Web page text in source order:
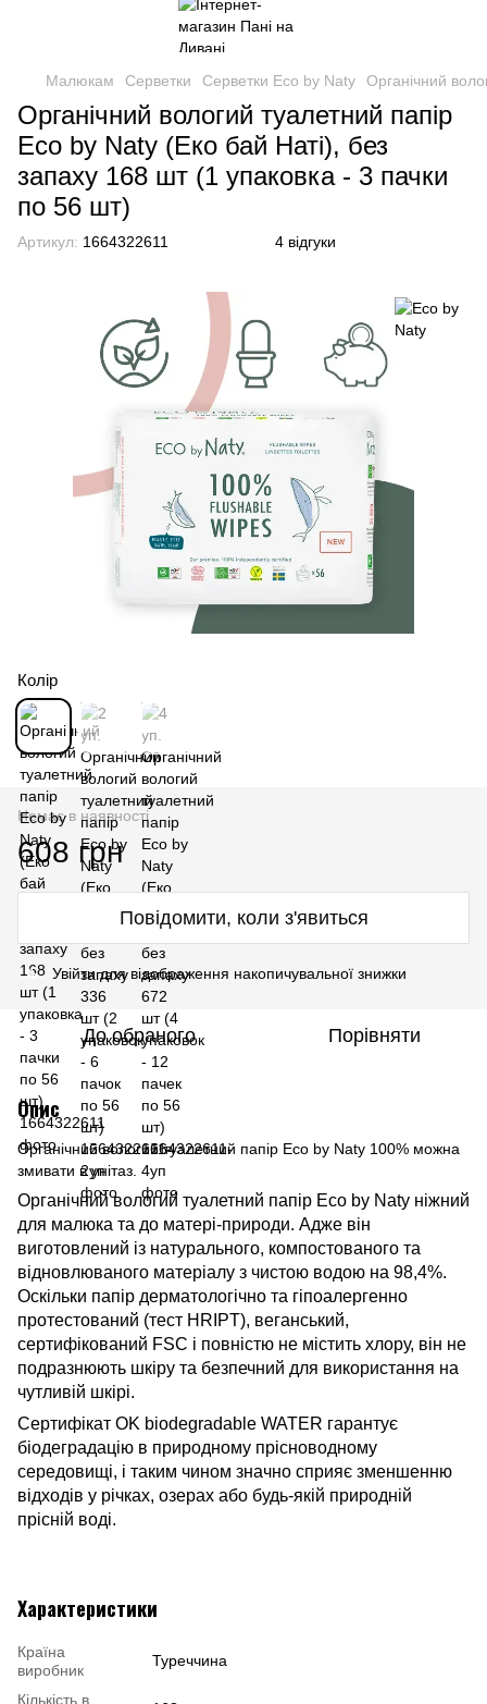
Малюкам Серветки Серветки Eco by Naty Органічний
Органічний вологий туалетний папір
Eco by Naty (Еко бай Наті), без
запаху 168 шт (1 упаковка - 3 пачки
по 56 шт)
Артикул: 1664322611 4 відгуки
Колір
Немає в наявності
608 грн
Повідомити, коли з'явиться
% Увійтидля відображення накопичувальної знижки
До обраного Порівняти
Опис
Органічний вологий туалетний папір Eco by Naty 100% можна
змивати в унітаз.
Органічний вологий туалетний папір Eco by Naty ніжний
для малюка та до матері-природи. Адже він
виготовлений із натурального, компостованого та
відновлюваного матеріалу з чистою водою на 98,4%.
Оскільки папір дерматологічно та гіпоалергенно
протестований (тест HRIPT), веганський,
сертифікований FSC і повністю не містить хлору, він не
подразнюють шкіру та безпечний для використання на
чутливій шкірі.
Сертифікат OK biodegradable WATER гарантує
біодеградацію в природному прісноводному
середовищі, і таким чином значно сприяє зменшенню
відходів у річках, озерах або будь-якій природній
прісній воді.
Характеристики
Країна
виробник
Туреччина
Кількість в